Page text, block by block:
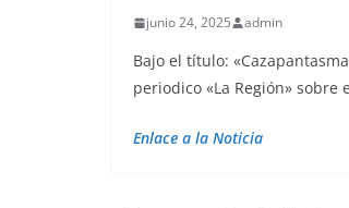
junio 24, 2025 admin
Bajo el título:
periodico «La Región» sobre
Enlace a la Noticia